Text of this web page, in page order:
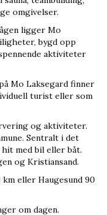
omgivelser.
ligger Mo
bygd opp
aktiviteter
Mo Laksegard finner
turist eller som
og aktiviteter.
Sentralt i det
med bil eller båt.
og Kristiansand.
eller Haugesund 90
om dagen.